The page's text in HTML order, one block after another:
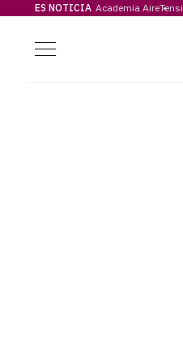
ES NOTICIA Academia Aire
Menú